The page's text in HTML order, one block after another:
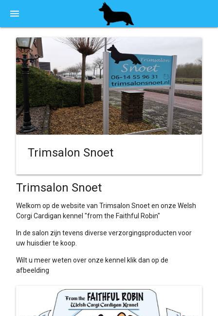
menu
Trimsalon Snoet
Trimsalon Snoet
Welkom op de website van Trimsalon Snoet en onze Welsh
Corgi Cardigan kennel "from the Faithful Robin"
In de salon zijn tevens diverse verzorgingsproducten voor
uw huisdier te koop.
Wilt u meer weten over onze kennel klik dan op de
afbeelding